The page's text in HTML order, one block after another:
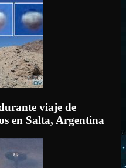
viaje de
en Salta, Argentina